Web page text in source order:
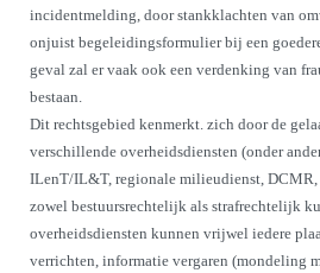
incidentmelding, door stankklachten van
onjuist begeleidingsformulier bij een
geval zal er vaak ook een verdenking van
bestaan.
Dit rechtsgebied kenmerkt. zich door de
verschillende overheidsdiensten (onder
ILenT/IL&T, regionale milieudienst,
zowel bestuursrechtelijk als strafrechtelijk
overheidsdiensten kunnen vrijwel iedere
verrichten, informatie vergaren (mondeling